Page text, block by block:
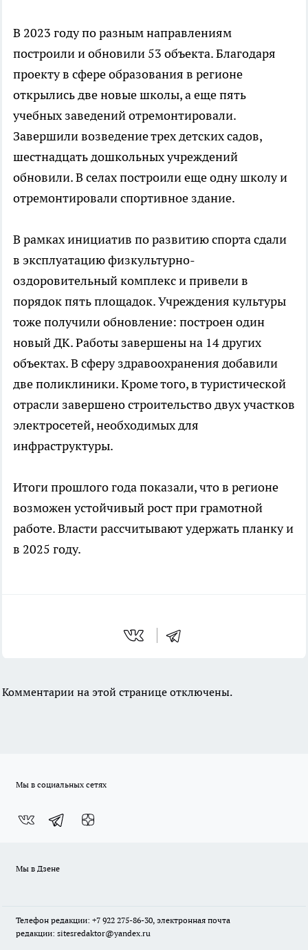
В 2023 году по разным направлениям
построили и обновили 53 объекта. Благодаря
проекту в сфере образования в регионе
открылись две новые школы, а еще пять
учебных заведений отремонтировали.
Завершили возведение трех детских садов,
шестнадцать дошкольных учреждений
обновили. В селах построили еще одну школу и
отремонтировали спортивное здание.
В рамках инициатив по развитию спорта сдали
в эксплуатацию физкультурно-
оздоровительный комплекс и привели в
порядок пять площадок. Учреждения культуры
тоже получили обновление: построен один
новый ДК. Работы завершены на 14 других
объектах. В сферу здравоохранения добавили
две поликлиники. Кроме того, в туристической
отрасли завершено строительство двух участков
электросетей, необходимых для
инфраструктуры.
Итоги прошлого года показали, что в регионе
возможен устойчивый рост при грамотной
работе. Власти рассчитывают удержать планку и
в 2025 году.
Комментарии на этой странице отключены.
Мы в социальных сетях
Мы в Дзене
Телефон редакции: +7 922 275-86-30, электронная почта
редакции: sitesredaktor@yandex.ru